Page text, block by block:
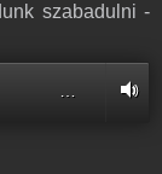
szabadulni -